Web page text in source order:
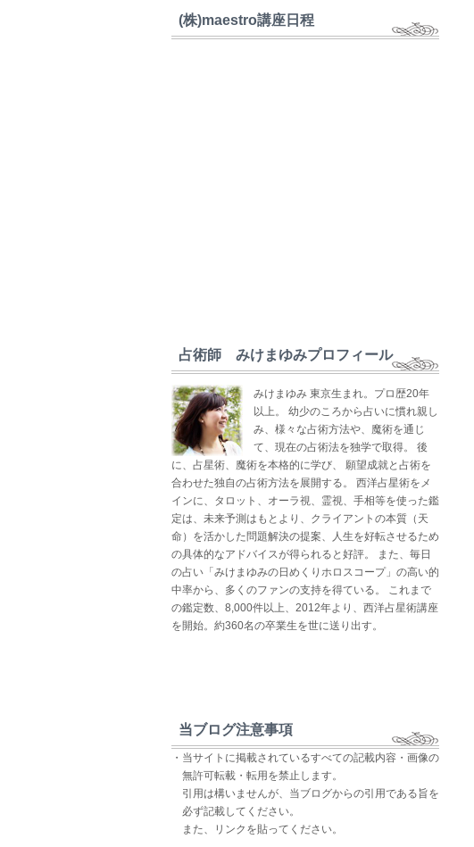
(株)maestro講座日程
占術師 みけまゆみプロフィール
みけまゆみ 東京生まれ。プロ歴20年
以上。 幼少のころから占いに慣れ親し
み、様々な占術方法や、魔術を通じ
て、現在の占術法を独学で取得。 後
に、占星術、魔術を本格的に学び、 願望成就と占術を
合わせた独自の占術方法を展開する。 西洋占星術をメ
インに、タロット、オーラ視、霊視、手相等を使った鑑
定は、未来予測はもとより、クライアントの本質（天
命）を活かした問題解決の提案、人生を好転させるため
の具体的なアドバイスが得られると好評。 また、毎日
の占い「みけまゆみの日めくりホロスコープ」の高い的
中率から、多くのファンの支持を得ている。 これまで
の鑑定数、8,000件以上、2012年より、西洋占星術講座
を開始。約360名の卒業生を世に送り出す。
当ブログ注意事項
・当サイトに掲載されているすべての記載内容・画像の
無許可転載・転用を禁止します。
引用は構いませんが、当ブログからの引用である旨を
必ず記載してください。
また、リンクを貼ってください。